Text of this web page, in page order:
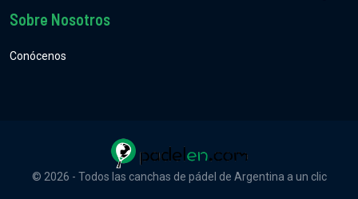
Sobre Nosotros
Conócenos
© 2026 - Todos las canchas de pádel de Argentina a un clic